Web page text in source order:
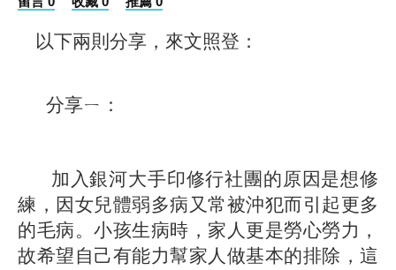
以下兩則分享，來文照登：
分享ㄧ：
加入銀河大手印修行社團的原因是想修
練，因女兒體弱多病又常被沖犯而引起更多
的毛病。小孩生病時，家人更是勞心勞力，
故希望自己有能力幫家人做基本的排除，這